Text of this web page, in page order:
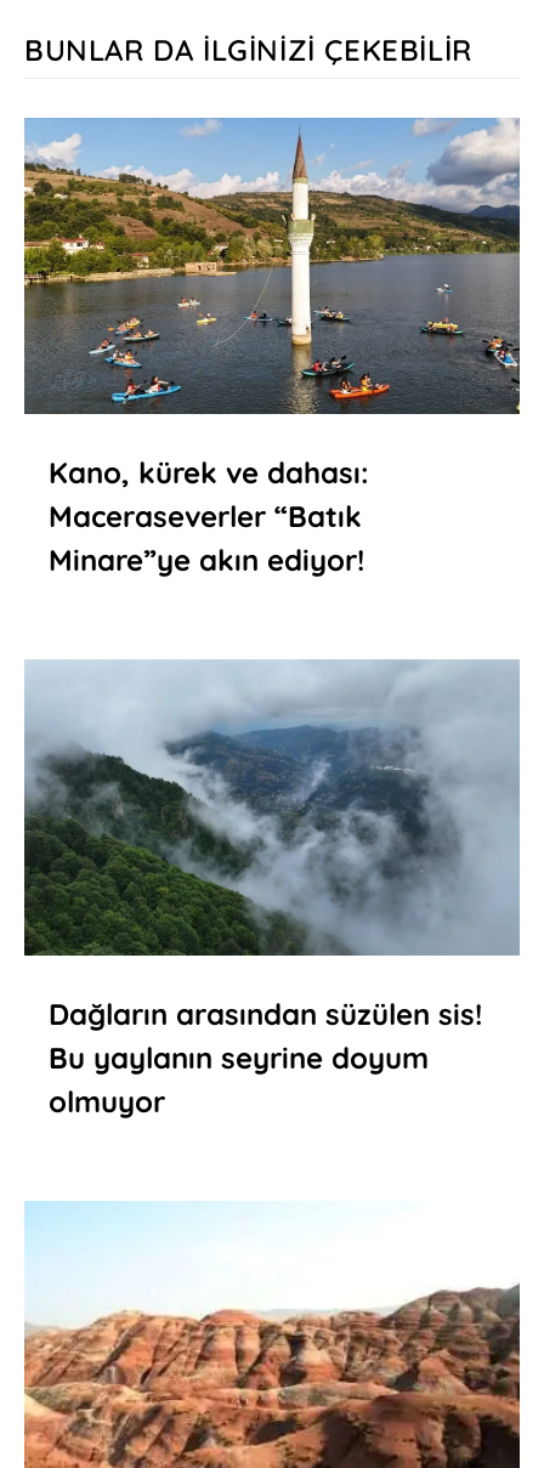
BUNLAR DA İLGINIZI ÇEKEBILIR
Kano, kürek ve dahası:
Maceraseverler “Batık
Minare”ye akın ediyor!
Dağların arasından süzülen sis!
Bu yaylanın seyrine doyum
olmuyor